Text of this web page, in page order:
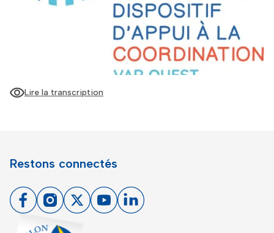
Lire la transcription
Restons connectés
FacebookInstagram
X YoutubeLinkedin